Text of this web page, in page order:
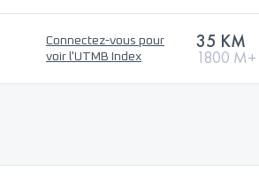
Connectez-vous pour
voir l'UTMB Index
35 KM
1800 M+